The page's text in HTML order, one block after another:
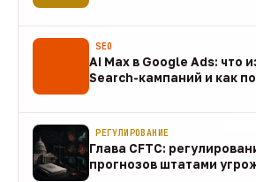
SEO
AI Max в Google Ads: что
Search-кампаний и как
РЕГУЛИРОВАНИЕ
Глава CFTC:
прогнозов штатами